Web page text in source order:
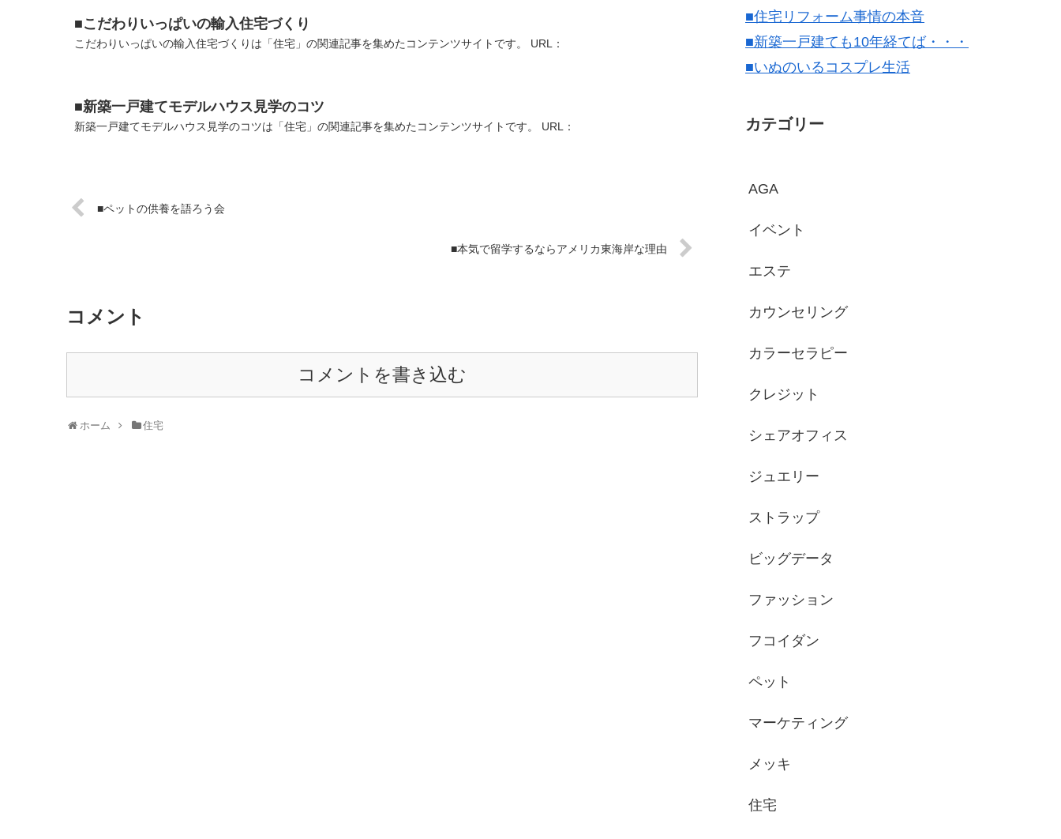
■こだわりいっぱいの輸入住宅づくり
こだわりいっぱいの輸入住宅づくりは「住宅」の関連記事を集めたコンテンツサイトです。 URL：
■新築一戸建てモデルハウス見学のコツ
新築一戸建てモデルハウス見学のコツは「住宅」の関連記事を集めたコンテンツサイトです。 URL：
■ペットの供養を語ろう会
■本気で留学するならアメリカ東海岸な理由
コメント
コメントを書き込む
ホーム 住宅
■住宅リフォーム事情の本音
■新築一戸建ても10年経てば・・・
■いぬのいるコスプレ生活
カテゴリー
AGA
イベント
エステ
カウンセリング
カラーセラピー
クレジット
シェアオフィス
ジュエリー
ストラップ
ビッグデータ
ファッション
フコイダン
ペット
マーケティング
メッキ
住宅